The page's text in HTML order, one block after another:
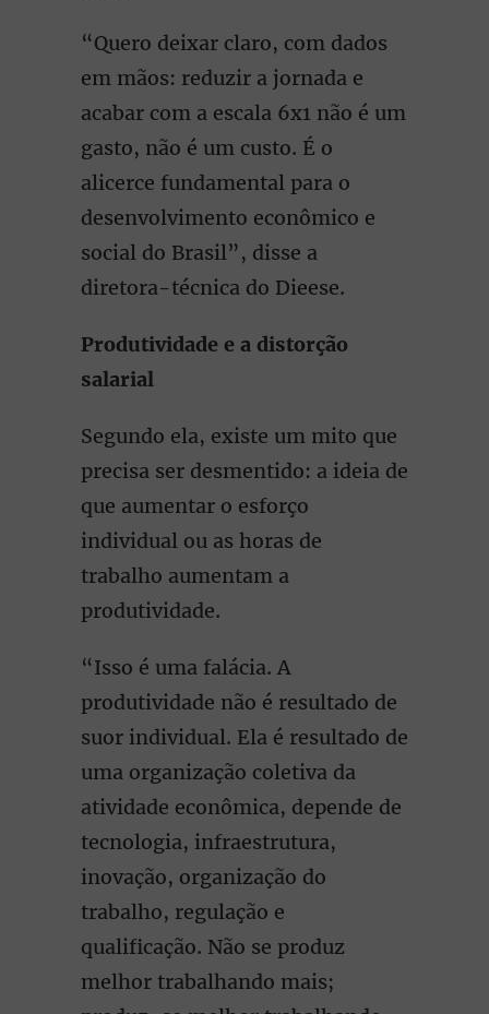
“Quero deixar claro, com dados
em mãos: reduzir a jornada e
acabar com a escala 6x1 não é um
gasto, não é um custo. É o
alicerce fundamental para o
desenvolvimento econômico e
social do Brasil”, disse a
diretora-técnica do Dieese.
Produtividade e a distorção
salarial
Segundo ela, existe um mito que
precisa ser desmentido: a ideia de
que aumentar o esforço
individual ou as horas de
trabalho aumentam a
produtividade.
“Isso é uma falácia. A
produtividade não é resultado de
suor individual. Ela é resultado de
uma organização coletiva da
atividade econômica, depende de
tecnologia, infraestrutura,
inovação, organização do
trabalho, regulação e
qualificação. Não se produz
melhor trabalhando mais;